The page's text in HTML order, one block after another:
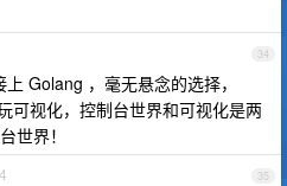
34
Golang ，毫无悬念的选择，
可视化，控制台世界和可视化是两
世界！
35